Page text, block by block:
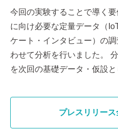
今回の実験することで導く
に向け必要な定量データ（
ケート・インタビュー）の
わせて分析を行いました。
を次回の基礎データ・仮設と
プレスリリース